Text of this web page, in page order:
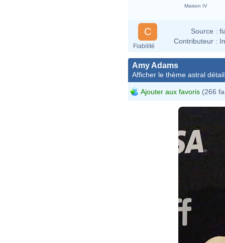
Maison IV
C
Fiabilité
Source :
Contributeur :
Amy Adams
Afficher le thème astral
Ajouter aux favoris (266